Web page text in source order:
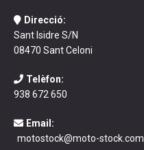
Direcció:
Sant Isidre S/N
08470 Sant Celoni
Telèfon:
938 672 650
Email:
motostock@moto-stock.com